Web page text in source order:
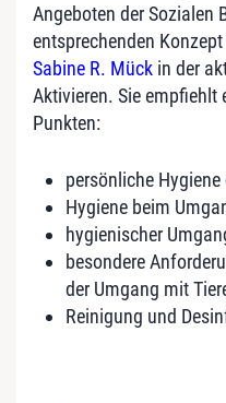
Angeboten der Sozialen
entsprechenden
Sabine R. Mück in der
Aktivieren. Sie
Punkten:
persönliche
Hygiene beim
hygienischer
besondere
der Umgang mit
Reinigung und